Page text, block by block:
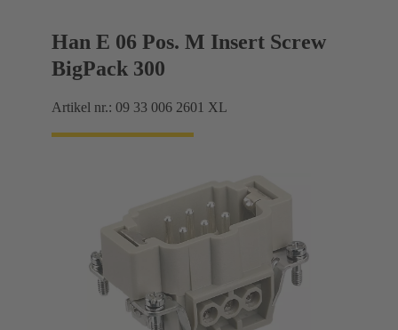
Han E 06 Pos. M Insert Screw
BigPack 300
Artikel nr.: 09 33 006 2601 XL